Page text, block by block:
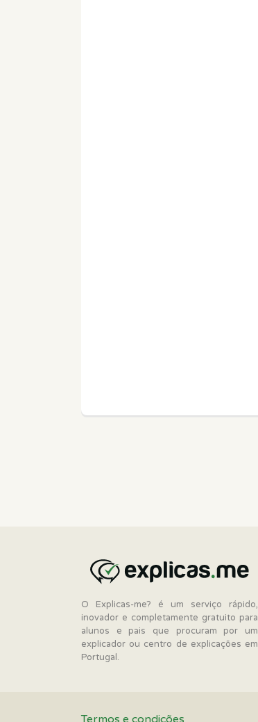
O Explicas-me? é um serviço rápido,
inovador e completamente gratuito para
alunos e pais que procuram por um
explicador ou centro de explicações em
Portugal.
Termos e condições